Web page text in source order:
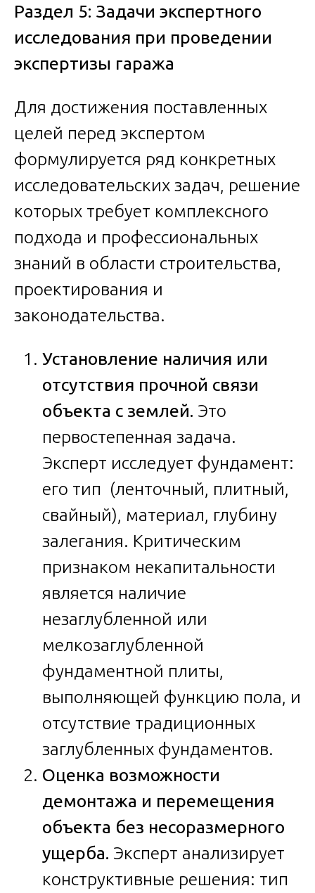
Раздел 5: Задачи экспертного
исследования при проведении
экспертизы гаража
Для достижения поставленных
целей перед экспертом
формулируется ряд конкретных
исследовательских задач, решение
которых требует комплексного
подхода и профессиональных
знаний в области строительства,
проектирования и
законодательства.
Установление наличия или
отсутствия прочной связи
объекта с землей. Это
первостепенная задача.
Эксперт исследует фундамент:
его тип (ленточный, плитный,
свайный), материал, глубину
залегания. Критическим
признаком некапитальности
является наличие
незаглубленной или
мелкозаглубленной
фундаментной плиты,
выполняющей функцию пола, и
отсутствие традиционных
заглубленных фундаментов.
Оценка возможности
демонтажа и перемещения
объекта без несоразмерного
ущерба. Эксперт анализирует
конструктивные решения: тип